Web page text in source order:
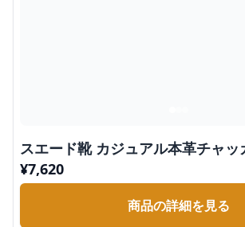
スエード靴 カジュアル本革チャッ
¥7,620
商品の詳細を見る